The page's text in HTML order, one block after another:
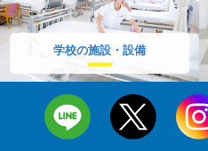
学校の施設・設備